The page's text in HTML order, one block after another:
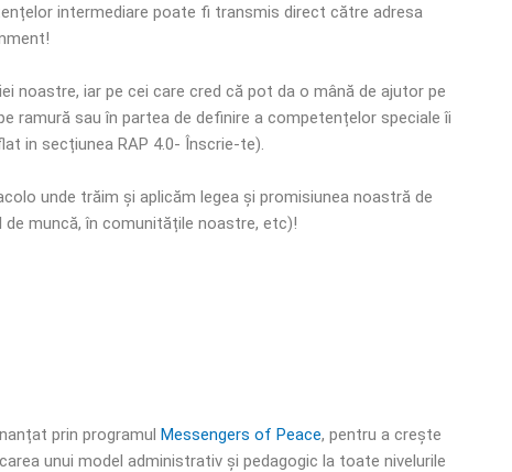
intermediare poate fi transmis direct către adresa
noastre, iar pe cei care cred că pot da o mână de ajutor pe
ramură sau în partea de definire a competențelor speciale îi
in secțiunea RAP 4.0- Înscrie-te).
unde trăim și aplicăm legea și promisiunea noastră de
muncă, în comunitățile noastre, etc)!
prin programul Messengers of Peace, pentru a crește
unui model administrativ și pedagogic la toate nivelurile